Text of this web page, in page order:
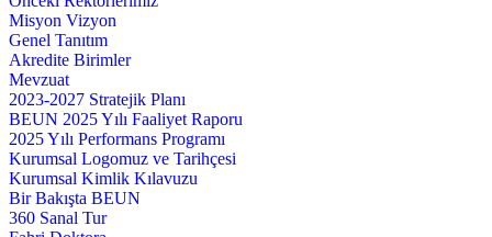
Misyon Vizyon
Genel Tanıtım
Akredite Birimler
Mevzuat
2023-2027 Stratejik Planı
BEUN 2025 Yılı Faaliyet Raporu
2025 Yılı Performans Programı
Kurumsal Logomuz ve Tarihçesi
Kurumsal Kimlik Kılavuzu
Bir Bakışta BEUN
360 Sanal Tur